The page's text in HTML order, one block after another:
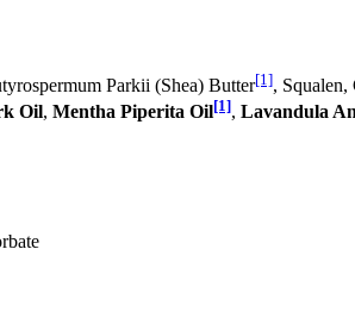
Parkii (Shea) Butter[1],
Oil, Mentha Piperita Oil[1], Lavandula